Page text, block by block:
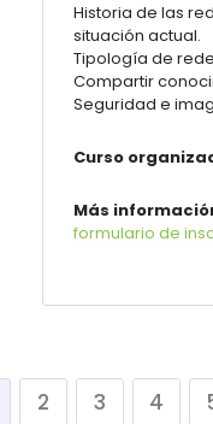
Historia de las
situación actual.
Tipología de
Compartir
Seguridad e
Curso
Más
formulario de
2 3 4